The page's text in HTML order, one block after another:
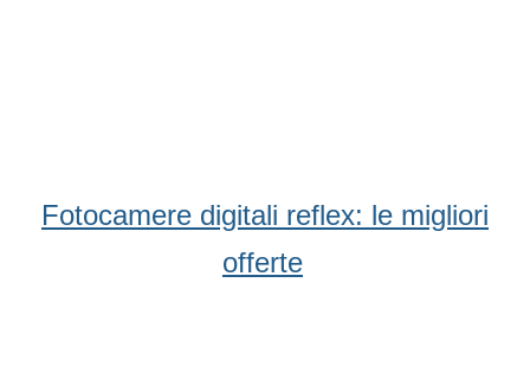
Fotocamere digitali reflex: le migliori
offerte